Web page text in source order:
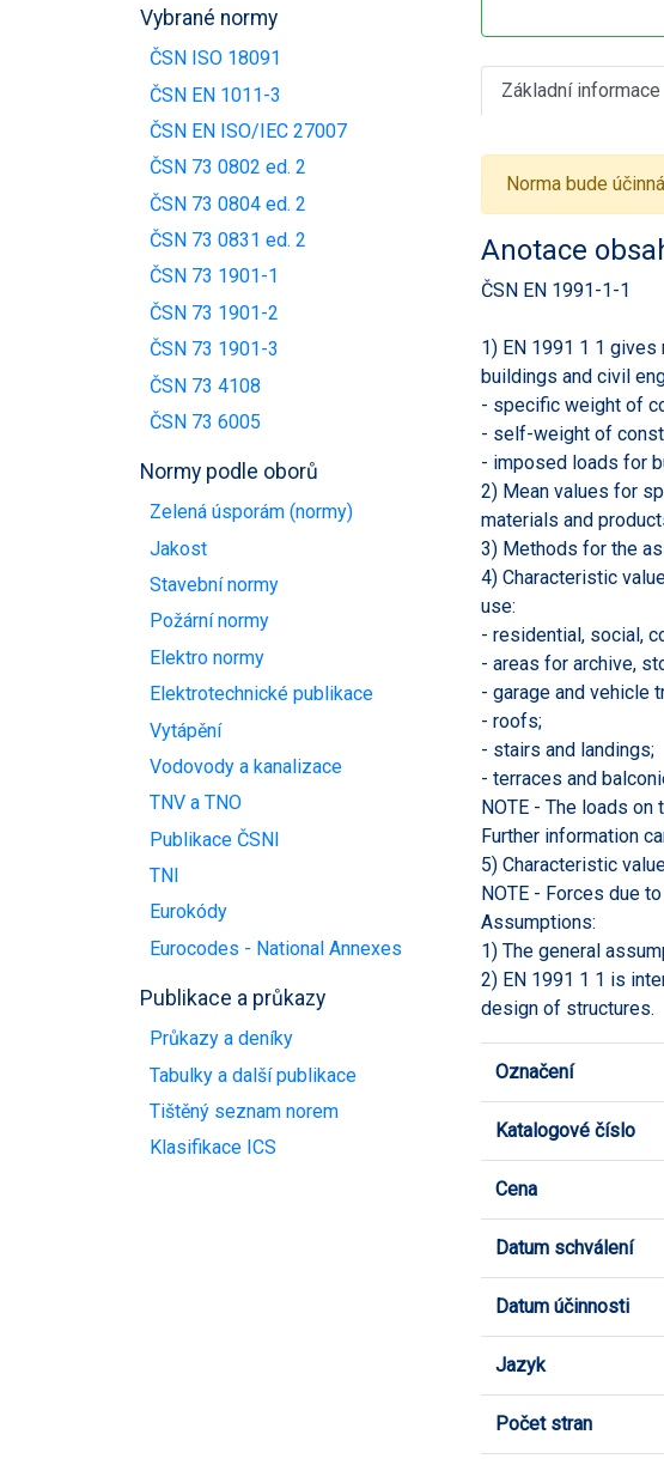
Vybrané normy
ČSN ISO 18091
ČSN EN 1011-3
ČSN EN ISO/IEC 27007
ČSN 73 0802 ed. 2
ČSN 73 0804 ed. 2
ČSN 73 0831 ed. 2
ČSN 73 1901-1
ČSN 73 1901-2
ČSN 73 1901-3
ČSN 73 4108
ČSN 73 6005
Normy podle oborů
Zelená úsporám (normy)
Jakost
Stavební normy
Požární normy
Elektro normy
Elektrotechnické publikace
Vytápění
Vodovody a kanalizace
TNV a TNO
Publikace ČSNI
TNI
Eurokódy
Eurocodes - National Annexes
Publikace a průkazy
Průkazy a deníky
Tabulky a další publikace
Tištěný seznam norem
Klasifikace ICS
Základní informace
Norma bude
Anotace
ČSN EN 1991-1-1
1) EN 1991 1 1
buildings and civil
- specific weight of
- self-weight of
- imposed loads for
2) Mean values for
materials and
3) Methods for the
4) Characteristic
use:
- residential, social,
- areas for archive,
- garage and vehicle
- roofs;
- stairs and landings;
- terraces and
NOTE - The loads
Further information
5) Characteristic
NOTE - Forces due
Assumptions:
1) The general
2) EN 1991 1 1 is
design of structures.
Označení
Katalogové číslo
Cena
Datum schválení
Datum účinnosti
Jazyk
Počet stran